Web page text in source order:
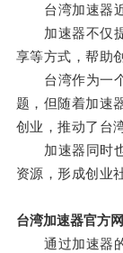
台湾加速器近
加速器不仅提
享等方式，帮助
台湾作为一个
题，但随着加速
创业，推动了台
加速器同时也
资源，形成创业
台湾加速器官方
通过加速器的